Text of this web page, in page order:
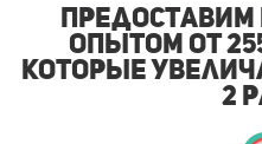
Предоставим
опытом от
которые
2